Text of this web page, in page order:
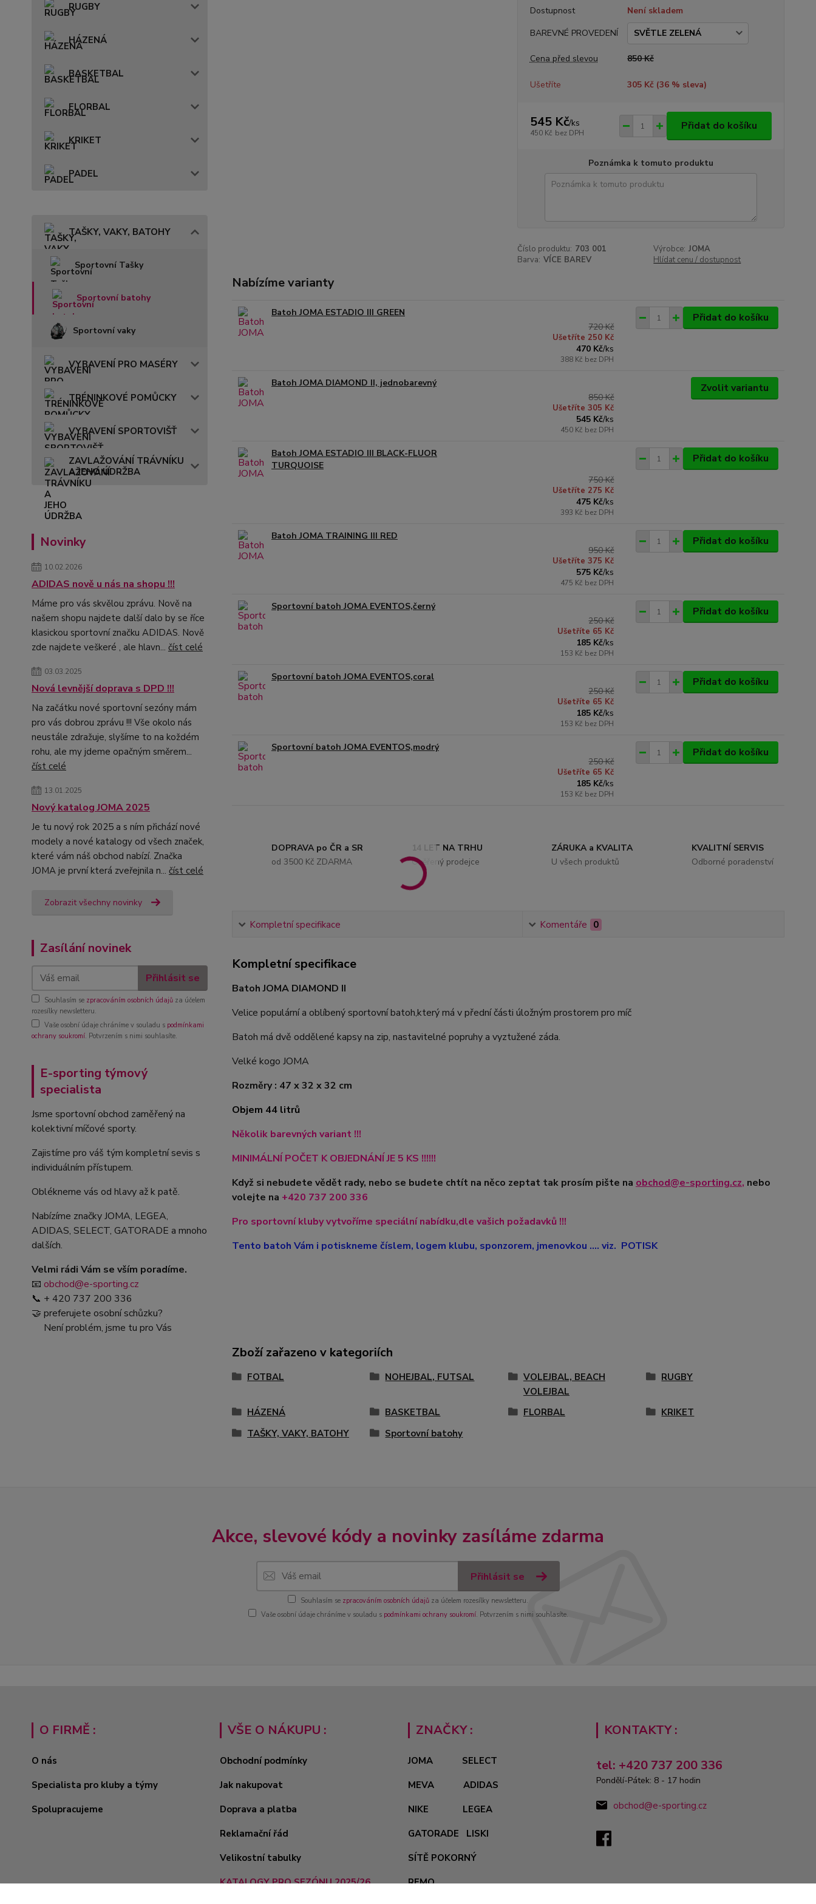
RUGBY
HÁZENÁ
BASKETBAL
FLORBAL
KRIKET
PADEL
TAŠKY, VAKY, BATOHY
Sportovní Tašky
Sportovní batohy
Sportovní vaky
VYBAVENÍ PRO MASÉRY
TRÉNINKOVÉ POMŮCKY
VYBAVENÍ SPORTOVIŠŤ
ZAVLAŽOVÁNÍ TRÁVNÍKU
A JEHO ÚDRŽBA
Novinky
10.02.2026
ADIDAS nově u nás na shopu !!!
Máme pro vás skvělou zprávu. Nově na
našem shopu najdete další dalo by se říce
klasickou sportovní značku ADIDAS. Nově
zde najdete veškeré , ale hlavn... číst celé
03.03.2025
Nová levnější doprava s DPD !!!
Na začátku nové sportovní sezóny mám
pro vás dobrou zprávu !!! Vše okolo nás
neustále zdražuje, slyšíme to na koždém
rohu, ale my jdeme opačným směrem...
číst celé
13.01.2025
Nový katalog JOMA 2025
Je tu nový rok 2025 a s ním přichází nové
modely a nové katalogy od všech značek,
které vám náš obchod nabízí. Značka
JOMA je první která zveřejnila n... číst celé
Zobrazit všechny novinky
Zasílání novinek
Přihlásit se
Souhlasím se zpracováním osobních údajů za účelem
rozesílky newsletteru.
Vaše osobní údaje chráníme v souladu s podmínkami
ochrany soukromí. Potvrzením s nimi souhlasíte.
E-sporting týmový
specialista
Jsme sportovní obchod zaměřený na
kolektivní míčové sporty.
Zajistíme pro váš tým kompletní sevis s
individuálním přístupem.
Oblékneme vás od hlavy až k patě.
Nabízíme značky JOMA, LEGEA,
ADIDAS, SELECT, GATORADE a mnoho
dalších.
Velmi rádi Vám se vším poradíme.
📧 obchod@e-sporting.cz
📞 + 420 737 200 336
🤝 preferujete osobní schůzku?
Není problém, jsme tu pro Vás
Dostupnost
Není skladem
BAREVNÉ PROVEDENÍ
Cena před slevou 850 Kč
Ušetříte 305 Kč (36% sleva)
545 Kč/ks
450 Kč bez DPH
Přidat do košíku
Poznámka k tomuto produktu
Číslo produktu: 703 001 Výrobce: JOMA
Barva: VÍCE BAREV Hlídat cenu / dostupnost
Nabízíme varianty
Batoh JOMA ESTADIO III GREEN
720 Kč
Ušetříte 250 Kč
470 Kč/ks
388 Kč bez DPH
Přidat do košíku
Batoh JOMA DIAMOND II, jednobarevný
850 Kč
Ušetříte 305 Kč
545 Kč/ks
450 Kč bez DPH
Zvolit variantu
Batoh JOMA ESTADIO III BLACK-FLUOR
TURQUOISE
750 Kč
Ušetříte 275 Kč
475 Kč/ks
393 Kč bez DPH
Přidat do košíku
Batoh JOMA TRAINING III RED
950 Kč
Ušetříte 375 Kč
575 Kč/ks
475 Kč bez DPH
Přidat do košíku
Sportovní batoh JOMA EVENTOS,černý
250 Kč
Ušetříte 65 Kč
185 Kč/ks
153 Kč bez DPH
Přidat do košíku
Sportovní batoh JOMA EVENTOS,coral
250 Kč
Ušetříte 65 Kč
185 Kč/ks
153 Kč bez DPH
Přidat do košíku
Sportovní batoh JOMA EVENTOS,modrý
250 Kč
Ušetříte 65 Kč
185 Kč/ks
153 Kč bez DPH
Přidat do košíku
DOPRAVA po ČR a SR
od 3500 Kč ZDARMA
14 LET NA TRHU
Ověřený prodejce
ZÁRUKA a KVALITA
U všech produktů
KVALITNÍ SERVIS
Odborné poradenství
Kompletní specifikace Komentáře 0
Kompletní specifikace
Batoh JOMA DIAMOND II
Velice populární a oblíbený sportovní batoh,který má v přední části úložným prostorem pro míč
Batoh má dvě oddělené kapsy na zip, nastavitelné popruhy a vyztužené záda.
Velké kogo JOMA
Rozměry : 47 x 32 x 32 cm
Objem 44 litrů
Několik barevných variant !!!
MINIMÁLNÍ POČET K OBJEDNÁNÍ JE 5 KS !!!!!!
Když si nebudete vědět rady, nebo se budete chtít na něco zeptat tak prosím pište na obchod@e-sporting.cz, nebo
volejte na +420 737 200 336
Pro sportovní kluby vytvoříme speciální nabídku,dle vašich požadavků !!!
Tento batoh Vám i potiskneme číslem, logem klubu, sponzorem, jmenovkou .... viz. POTISK
Zboží zařazeno v kategoriích
FOTBAL NOHEJBAL, FUTSAL
VOLEJBAL, BEACH
VOLEJBAL
RUGBY
HÁZENÁ BASKETBAL FLORBAL
KRIKET
TAŠKY, VAKY, BATOHY
Sportovní batohy
Akce, slevové kódy a novinky zasíláme zdarma
Přihlásit se
Souhlasím se zpracováním osobních údajů za účelem rozesílky newsletteru.
Vaše osobní údaje chráníme v souladu s podmínkami ochrany soukromí. Potvrzením s nimi souhlasíte.
O FIRMĚ :
O nás
Specialista pro kluby a týmy
Spolupracujeme
VŠE O NÁKUPU :
Obchodní podmínky
Jak nakupovat
Doprava a platba
Reklamační řád
Velikostní tabulky
KATALOGY PRO SEZÓNU 2025/26
ZNAČKY :
JOMA
SELECT
MEVA
ADIDAS
NIKE
LEGEA
GATORADE
LISKI
SÍTĚ POKORNÝ
REMO
KONTAKTY :
tel: +420 737 200 336
Pondělí-Pátek: 8 - 17 hodin
obchod@e-sporting.cz